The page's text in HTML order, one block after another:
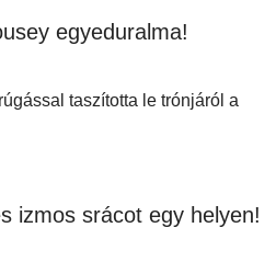
egyeduralma!
taszította le trónjáról a
izmos srácot egy helyen!